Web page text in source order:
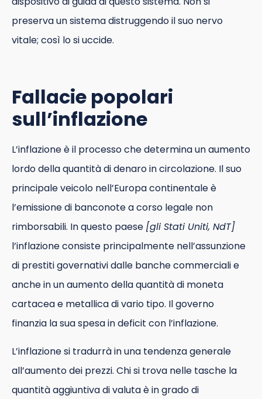
preserva un sistema distruggendo il suo nervo
vitale; così lo si uccide.
Fallacie popolari
sull’inflazione
L’inflazione è il processo che determina un aumento
lordo della quantità di denaro in circolazione. Il suo
principale veicolo nell’Europa continentale è
l’emissione di banconote a corso legale non
rimborsabili. In questo paese [gli Stati Uniti, NdT]
l’inflazione consiste principalmente nell’assunzione
di prestiti governativi dalle banche commerciali e
anche in un aumento della quantità di moneta
cartacea e metallica di vario tipo. Il governo
finanzia la sua spesa in deficit con l’inflazione.
L’inflazione si tradurrà in una tendenza generale
all’aumento dei prezzi. Chi si trova nelle tasche la
quantità aggiuntiva di valuta è in grado di